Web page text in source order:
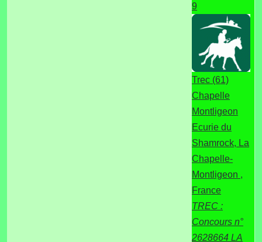
9
Trec (61)
Chapelle
Montligeon
Ecurie du
Shamrock, La
Chapelle-
Montligeon ,
France
TREC :
Concours n°
2628664 LA